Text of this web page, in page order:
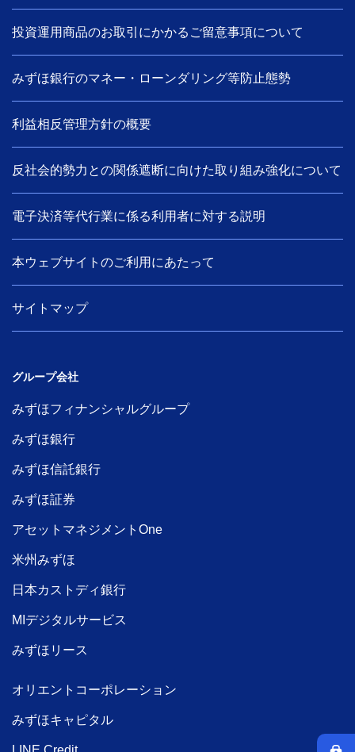
投資運用商品のお取引にかかるご留意事項について
みずほ銀行のマネー・ローンダリング等防止態勢
利益相反管理方針の概要
反社会的勢力との関係遮断に向けた取り組み強化について
電子決済等代行業に係る利用者に対する説明
本ウェブサイトのご利用にあたって
サイトマップ
グループ会社
みずほフィナンシャルグループ
みずほ銀行
みずほ信託銀行
みずほ証券
アセットマネジメントOne
米州みずほ
日本カストディ銀行
MIデジタルサービス
みずほリース
オリエントコーポレーション
みずほキャピタル